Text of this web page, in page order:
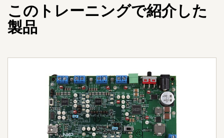
このトレーニングで紹介した
製品